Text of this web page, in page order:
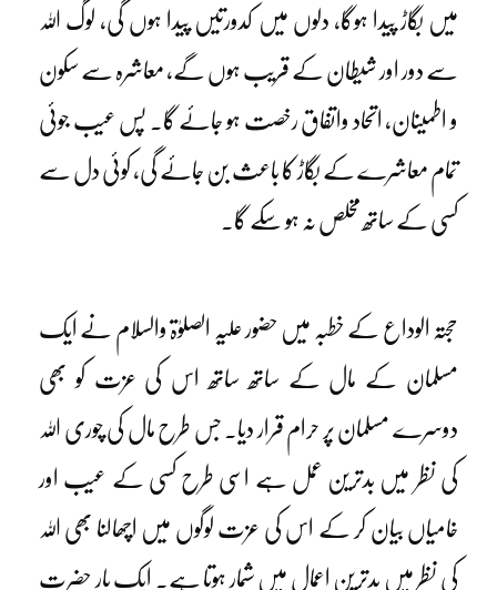
میں بگاڑ پیدا ہوگا، دلوں میں کدورتیں پیدا ہوں گی، لوگ اللہ
سے دور اور شیطان کے قریب ہوں گے، معاشرہ سے سکون
و اطمینان، اتحاد واتفاق رخصت ہو جائے گا۔ پس عیب جوئی
تمام معاشرے کے بگاڑ کا باعث بن جائے گی، کوئی دل سے
کسی کے ساتھ مخلص نہ ہو سکے گا۔
حجتہ الوداع کے خطبہ میں حضور علیہ الصلوٰۃ والسلام نے ایک
مسلمان کے مال کے ساتھ ساتھ اس کی عزت کو بھی
دوسرے مسلمان پر حرام قرار دیا۔ جس طرح مال کی چوری اللہ
کی نظر میں بدترین عمل ہے اسی طرح کسی کے عیب اور
خامیاں بیان کر کے اس کی عزت لوگوں میں اچھالنا بھی اللہ
کی نظر میں بدترین اعمال میں شمار ہوتا ہے۔ ایک بار حضرت